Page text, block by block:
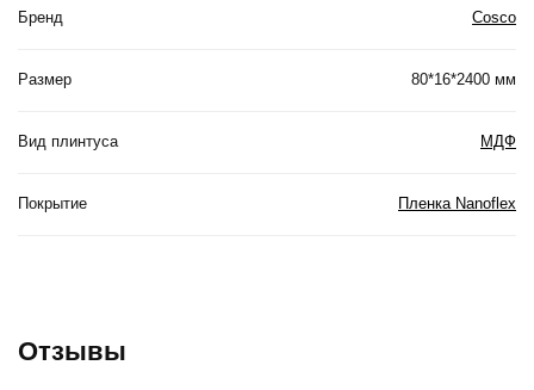
Бренд Cosco
Размер 80*16*2400 мм
Вид плинтуса МДФ
Покрытие Пленка Nanoflex
Отзывы